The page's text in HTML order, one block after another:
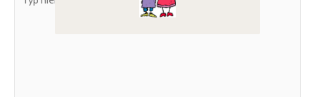
hier...